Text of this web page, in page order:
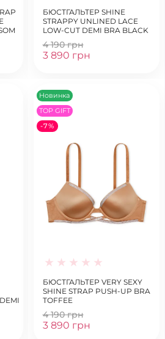
БЮСТГАЛЬТЕР SHINE
STRAPPY UNLINED LACE
LOW-CUT DEMI BRA BLACK
4 190 грн
3 890 грн
Новинка
TOP GIFT
-7%
БЮСТГАЛЬТЕР VERY SEXY
SHINE STRAP PUSH-UP BRA
TOFFEE
4 190 грн
3 890 грн